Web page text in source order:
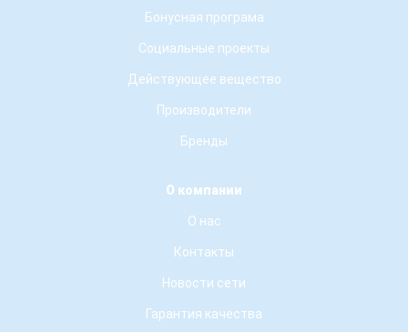
Бонусная програма
Социальные проекты
Действующее вещество
Производители
Бренды
О компании
О нас
Контакты
Новости сети
Гарантия качества